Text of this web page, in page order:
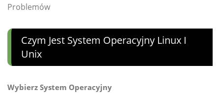
Problemów
Czym Jest System Operacyjny Linux I
Unix
Wybierz System Operacyjny